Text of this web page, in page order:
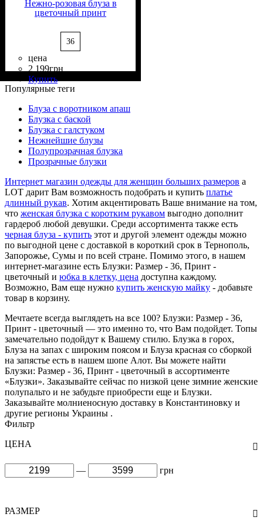
Нежно-розовая блуза в
цветочный принт
36
цена
2 199грн
Купить
Состав ткани
Вискоза
Крой: прямой
Длина: классическая
Длина рукава
Стиль: casual
Популярные теги
Блуза с воротником апаш
Блузка с баской
Блузка с галстуком
Нежнейшие блузы
Полупрозрачная блузка
Прозрачные блузки
Интернет магазин одежды для женщин больших размеров a
LOT дарит Вам возможность подобрать и купить платье
длинный рукав. Хотим акцентировать Ваше внимание на том,
что женская блузка с коротким рукавом выгодно дополнит
гардероб любой девушки. Среди ассортимента также есть
черная блуза - купить этот и другой элемент одежды можно
по выгодной цене с доставкой в короткий срок в Тернополь,
Запорожье, Сумы и по всей стране. Помимо этого, в нашем
интернет-магазине есть Блузки: Размер - 36, Принт -
цветочный и юбка в клетку, цена доступна каждому.
Возможно, Вам еще нужно купить женскую майку - добавьте
товар в корзину.
Мечтаете всегда выглядеть на все 100? Блузки: Размер - 36,
Принт - цветочный — это именно то, что Вам подойдет. Топы
замечательно подойдут к Вашему стилю. Блузка в горох,
Блуза на запах с широким поясом и Блуза красная со сборкой
на запястье есть в нашем шопе Алот. Вы можете найти
Блузки: Размер - 36, Принт - цветочный в ассортименте
«Блузки». Заказывайте сейчас по низкой цене зимние женские
полупальто и не забудьте приобрести еще и Блузки.
Заказывайте молниеносную доставку в Константиновку и
другие регионы Украины .
Фильтр
ЦЕНА
— грн
РАЗМЕР